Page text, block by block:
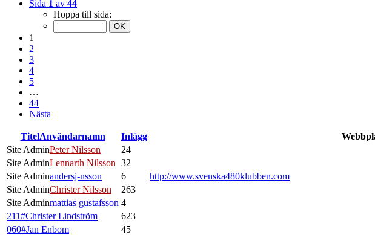
Sida 1 av 44
Hoppa till sida:
1
2
3
4
5
…
44
Nästa
TitelAnvändarnamn Inlägg
Site AdminPeter Nilsson 24
Site AdminLennarth Nilsson 32
Site Adminandersj-nsson 6 http://www.svenska480klubben.com
Site AdminChrister Nilsson 263
Site Adminmattias gustafsson 4
211#Christer Lindström
623
060#Jan Enbom
45